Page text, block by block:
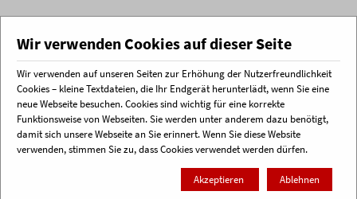
Menü
Startseite Holzjobs
Studierendenwettbewerb „Tourismusstände Südweststeiermark“
Bildergallerie Preisverleihung Studierendenwettbewerb "Tourismusstände Südsteiermark"
Einreichungen
Wir verwenden Cookies auf dieser Seite
Wir verwenden auf unseren Seiten zur Erhöhung der Nutzerfreundlichkeit
Cookies – kleine Textdateien, die Ihr Endgerät herunterlädt, wenn Sie eine
neue Webseite besuchen. Cookies sind wichtig für eine korrekte
Funktionsweise von Webseiten. Sie werden unter anderem dazu benötigt,
damit sich unsere Webseite an Sie erinnert. Wenn Sie diese Website
verwenden, stimmen Sie zu, dass Cookies verwendet werden dürfen.
Akzeptieren Ablehnen